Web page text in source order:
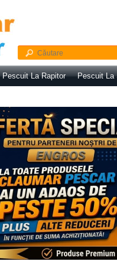
Pescuit La Rapitor Pescuit La